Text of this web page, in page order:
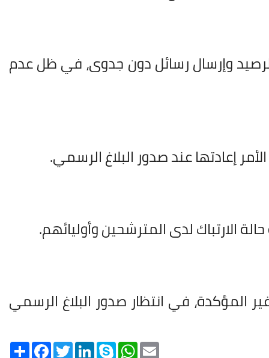
الرصيد وإرسال رسائل دون جدوى، في ظل عدم
إعادتها عند صدور البلاغ الرسمي.
الارتباك لدى المترشحين وأوليائهم.
المؤكدة، في انتظار صدور البلاغ الرسمي
Share FacebookTwitterLinkedInSkype WhatsApp